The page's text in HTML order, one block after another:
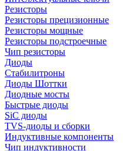
Резисторы
Резисторы прецизионные
Резисторы мощные
Резисторы подстроечные
Чип резисторы
Диоды
Стабилитроны
Диоды Шоттки
Диодные мосты
Быстрые диоды
SiC диоды
TVS-диоды и сборки
Индуктивные компоненты
Чип индуктивности